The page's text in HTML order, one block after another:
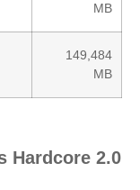
MB
149,484
MB
Hardcore 2.0